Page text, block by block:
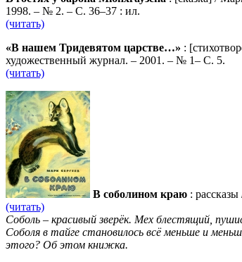
1998. – № 2. – С. 36–37 : ил.
(читать)
«В нашем Тридевятом царстве…» :
художественный журнал. – 2001. – № 1– С. 5.
(читать)
В соболином краю :
(читать)
Соболь – красивыйзверёк. Мех блестящий,
Соболя в тайге становилось всё меньше и
этого? Об этом книжка.